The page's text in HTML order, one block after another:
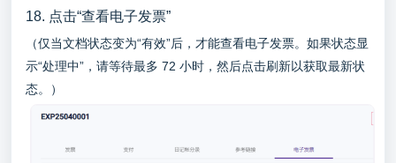
18. 点击“查看电子发票”
（仅当文档状态变为“有效”后，才能查看电子发票。如果状态显
示“处理中”，请等待最多 72 小时，然后点击刷新以获取最新状
态。）